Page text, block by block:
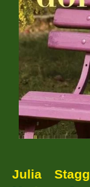
Julia